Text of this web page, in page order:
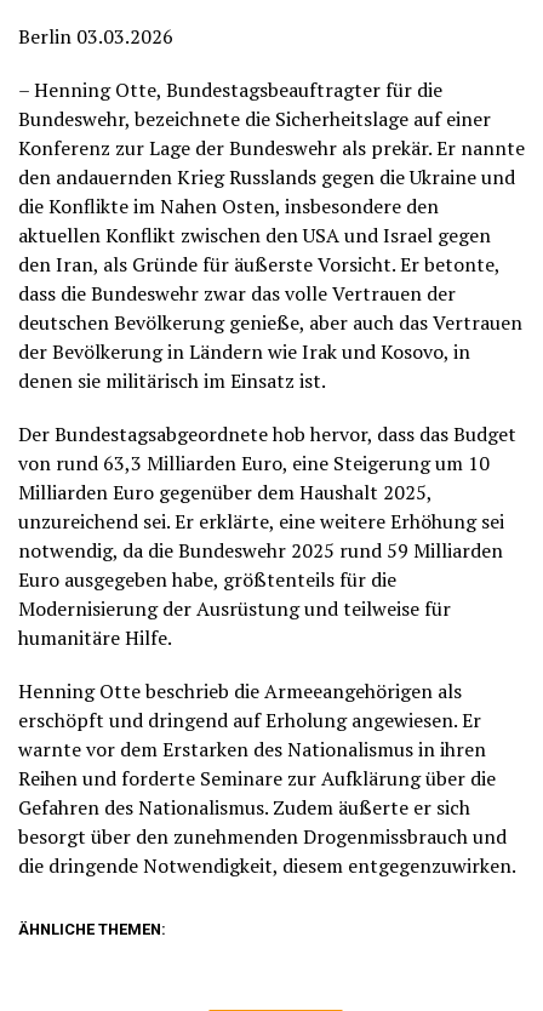
Berlin 03.03.2026
– Henning Otte, Bundestagsbeauftragter für die
Bundeswehr, bezeichnete die Sicherheitslage auf einer
Konferenz zur Lage der Bundeswehr als prekär. Er nannte
den andauernden Krieg Russlands gegen die Ukraine und
die Konflikte im Nahen Osten, insbesondere den
aktuellen Konflikt zwischen den USA und Israel gegen
den Iran, als Gründe für äußerste Vorsicht. Er betonte,
dass die Bundeswehr zwar das volle Vertrauen der
deutschen Bevölkerung genieße, aber auch das Vertrauen
der Bevölkerung in Ländern wie Irak und Kosovo, in
denen sie militärisch im Einsatz ist.
Der Bundestagsabgeordnete hob hervor, dass das Budget
von rund 63,3 Milliarden Euro, eine Steigerung um 10
Milliarden Euro gegenüber dem Haushalt 2025,
unzureichend sei. Er erklärte, eine weitere Erhöhung sei
notwendig, da die Bundeswehr 2025 rund 59 Milliarden
Euro ausgegeben habe, größtenteils für die
Modernisierung der Ausrüstung und teilweise für
humanitäre Hilfe.
Henning Otte beschrieb die Armeeangehörigen als
erschöpft und dringend auf Erholung angewiesen. Er
warnte vor dem Erstarken des Nationalismus in ihren
Reihen und forderte Seminare zur Aufklärung über die
Gefahren des Nationalismus. Zudem äußerte er sich
besorgt über den zunehmenden Drogenmissbrauch und
die dringende Notwendigkeit, diesem entgegenzuwirken.
ÄHNLICHE THEMEN: